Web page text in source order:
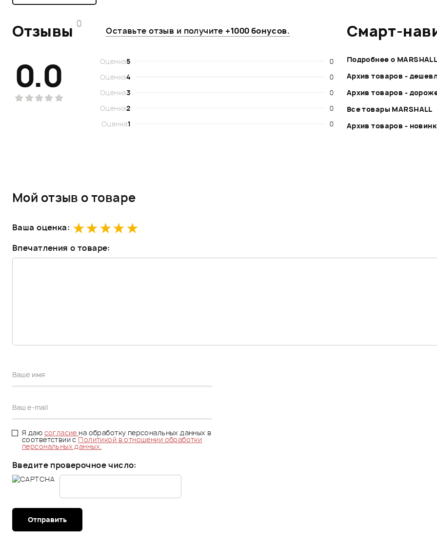
Отзывы 0
Оставьте отзыв и получите +1000 бонусов.
0.0 Оценка5
0
Оценка4
0
Оценка3
0
Оценка2
0
Оценка1 0
Смарт-
Подробнее о
Архив товаров -
Архив товаров -
Все товары MARSHALL
Архив товаров -
Мой отзыв о товаре
Ваша оценка:
Впечатления о товаре:
Я даю согласие на обработку персональных данных в
соответствии сПолитикой в отношении обработки
персональных данных.
Введите проверочное число:
Отправить